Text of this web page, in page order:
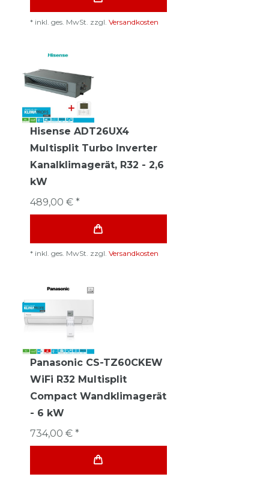
* inkl. ges. MwSt. zzgl. Versandkosten
Hisense ADT26UX4
Multisplit Turbo Inverter
Kanalklimagerät, R32 - 2,6
kW
489,00 € *
* inkl. ges. MwSt. zzgl. Versandkosten
Panasonic CS-TZ60CKEW
WiFi R32 Multisplit
Compact Wandklimagerät
- 6 kW
734,00 € *